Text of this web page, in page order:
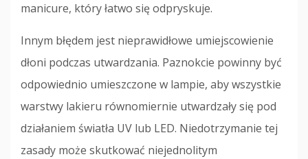
manicure, który łatwo się odpryskuje.
Innym błędem jest nieprawidłowe umiejscowienie
dłoni podczas utwardzania. Paznokcie powinny być
odpowiednio umieszczone w lampie, aby wszystkie
warstwy lakieru równomiernie utwardzały się pod
działaniem światła UV lub LED. Niedotrzymanie tej
zasady może skutkować niejednolitym